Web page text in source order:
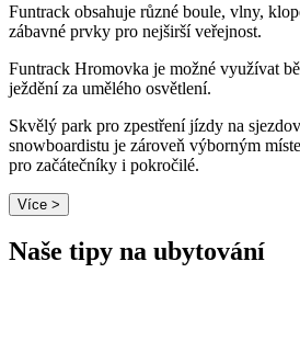
Funtrack obsahuje různé boule, vlny,
zábavné prvky pro nejširší veřejnost.
Funtrack Hromovka je možné využívat
ježdění za umělého osvětlení.
Skvělý park pro zpestření jízdy na
snowboardistu je zároveň výborným
pro začátečníky i pokročilé.
Více >
Naše tipy na ubytování